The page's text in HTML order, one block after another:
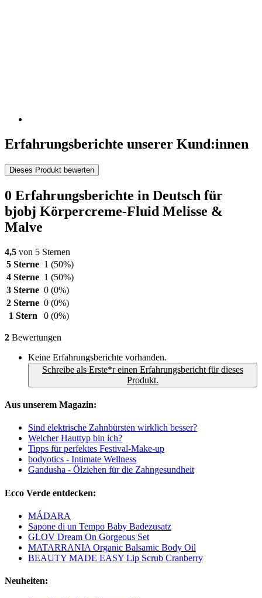
Erfahrungsberichte unserer Kund:innen
Dieses Produkt bewerten
0 Erfahrungsberichte in Deutsch für
bjobj Körpercreme-Fluid Melisse &
Malve
4,5 von 5 Sternen
5 Sterne 1 (50%)
4 Sterne 1 (50%)
3 Sterne 0 (0%)
2 Sterne 0 (0%)
1 Stern
0 (0%)
2 Bewertungen
Keine Erfahrungsberichte vorhanden.
Schreibe als Erste*r einen Erfahrungsbericht für dieses
Produkt.
Aus unserem Magazin:
Sind elektrische Zahnbürsten wirklich besser?
Welcher Hauttyp bin ich?
Tipps für perfektes Festival-Make-up
bodyotics - Intimate Wellness
Gandusha - Ölziehen für die Zahngesundheit
Ecco Verde entdecken:
MÁDARA
Sapone di un Tempo Baby Badezusatz
GLOV Dream On Gorgeous Set
MATARRANIA Organic Balsamic Body Oil
BEAUTY MADE EASY Lip Scrub Cranberry
Neuheiten: